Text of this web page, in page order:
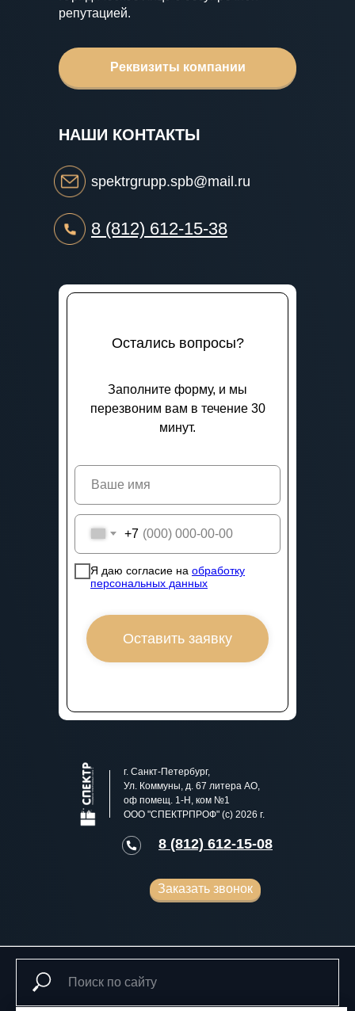
репутацией.
Реквизиты компании
НАШИ КОНТАКТЫ
spektrgrupp.spb@mail.ru
8 (812) 612-15-38
Остались вопросы?
Заполните форму, и мы
перезвоним вам в течение 30
минут.
+7
Я даю согласие на обработку
персональных данных
Оставить заявку
г. Санкт-Петербург,
Ул. Коммуны, д. 67 литера АО,
оф помещ. 1-Н, ком №1
ООО "СПЕКТРПРОФ" (с) 2026 г.
8 (812) 612-15-08
Заказать звонок